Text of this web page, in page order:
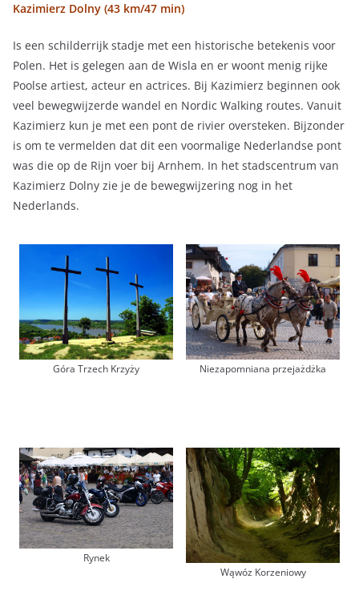
Kazimierz Dolny (43 km/47 min)
Is een schilderrijk stadje met een historische betekenis voor
Polen. Het is gelegen aan de Wisla en er woont menig rijke
Poolse artiest, acteur en actrices. Bij Kazimierz beginnen ook
veel bewegwijzerde wandel en Nordic Walking routes. Vanuit
Kazimierz kun je met een pont de rivier oversteken. Bijzonder
is om te vermelden dat dit een voormalige Nederlandse pont
was die op de Rijn voer bij Arnhem. In het stadscentrum van
Kazimierz Dolny zie je de bewegwijzering nog in het
Nederlands.
Góra Trzech Krzyży Niezapomniana przejażdżka
Rynek
Wąwóz Korzeniowy